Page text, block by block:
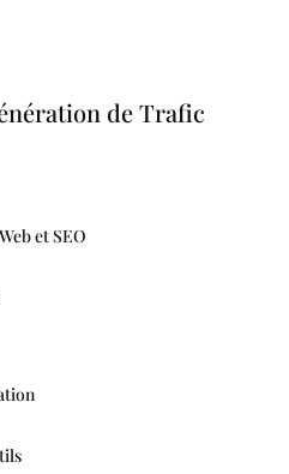
de Trafic
et SEO